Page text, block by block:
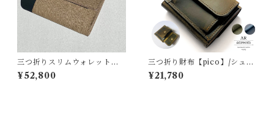
三つ折りスリムウォレット【e
l】/フレンチレザー
¥52,800
三つ折り財布【pico】/シュリ
ンクオイル2色展開
¥21,780